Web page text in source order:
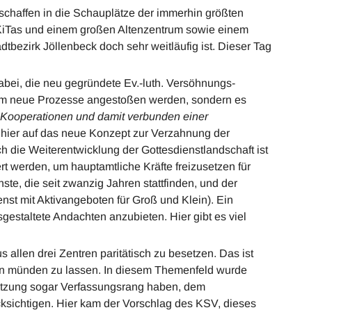
in die Schauplätze der immerhin größten
und einem großen Altenzentrum sowie einem
Jöllenbeck doch sehr weitläufig ist. Dieser Tag
die neu gegründete Ev.-luth. Versöhnungs-
neue Prozesse angestoßen werden, sondern es
und damit verbunden einer
auf das neue Konzept zur Verzahnung der
die Weiterentwicklung der Gottesdienstlandschaft ist
werden, um hauptamtliche Kräfte freizusetzen für
die seit zwanzig Jahren stattfinden, und der
mit Aktivangeboten für Groß und Klein). Ein
Andachten anzubieten. Hier gibt es viel
allen drei Zentren paritätisch zu besetzen. Das ist
zu lassen. In diesem Themenfeld wurde
sogar Verfassungsrang haben, dem
Hier kam der Vorschlag des KSV, dieses